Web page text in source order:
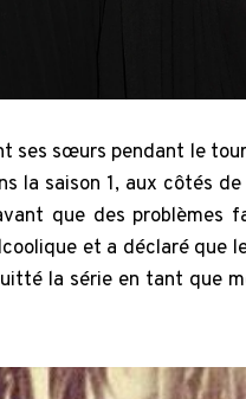
ses sœurs pendant le
la saison 1, aux côtés
que des problèmes
et a déclaré que
la série en tant que